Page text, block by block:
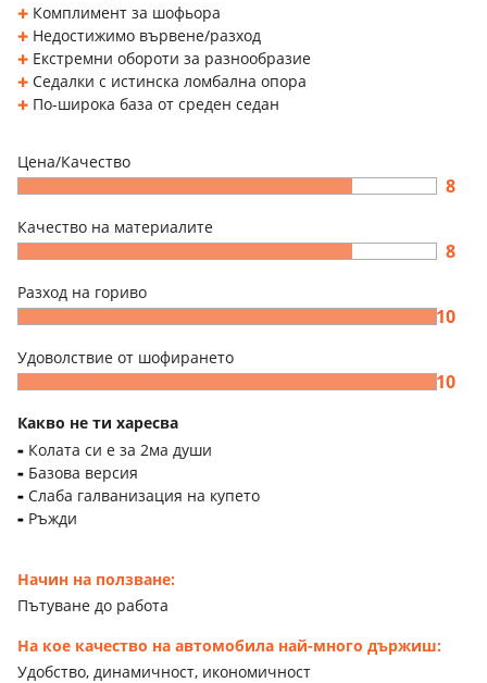
Комплимент за шофьора
Недостижимо вървене/разход
Екстремни обороти за разнообразие
Седалки с истинска ломбална опора
По-широка база от среден седан
Цена/Качество
8
Качество на материалите
8
Разход на гориво
10
Удоволствие от шофирането
10
Какво не ти харесва
Колата си е за 2ма души
Базова версия
Слаба галванизация на купето
Ръжди
Начин на ползване:
Пътуване до работа
На кое качество на автомобила най-много държиш:
Удобство, динамичност, икономичност